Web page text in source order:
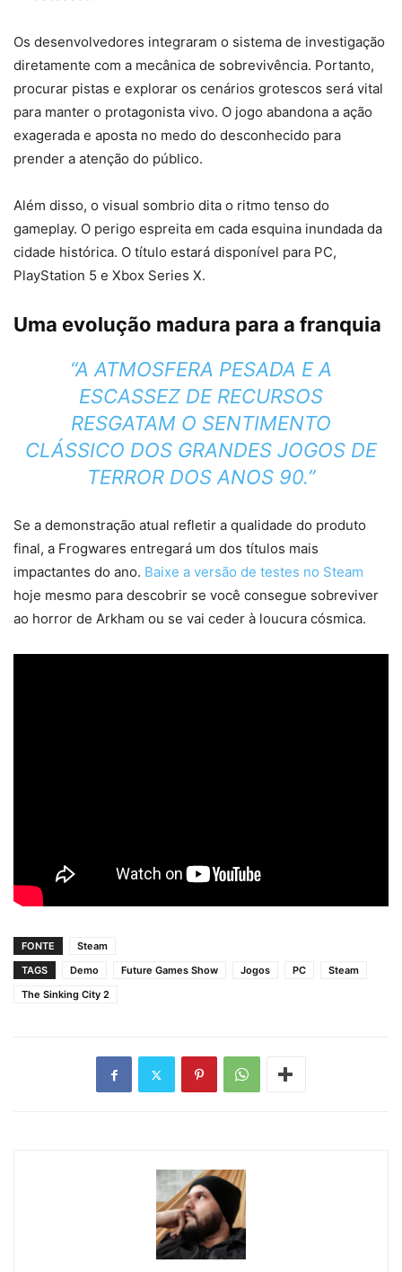
Os desenvolvedores integraram o sistema de investigação
diretamente com a mecânica de sobrevivência. Portanto,
procurar pistas e explorar os cenários grotescos será vital
para manter o protagonista vivo. O jogo abandona a ação
exagerada e aposta no medo do desconhecido para
prender a atenção do público.
Além disso, o visual sombrio dita o ritmo tenso do
gameplay. O perigo espreita em cada esquina inundada da
cidade histórica. O título estará disponível para PC,
PlayStation 5 e Xbox Series X.
Uma evolução madura para a franquia
“A ATMOSFERA PESADA E A
ESCASSEZ DE RECURSOS
RESGATAM O SENTIMENTO
CLÁSSICO DOS GRANDES JOGOS DE
TERROR DOS ANOS 90.”
Se a demonstração atual refletir a qualidade do produto
final, a Frogwares entregará um dos títulos mais
impactantes do ano. Baixe a versão de testes no Steam
hoje mesmo para descobrir se você consegue sobreviver
ao horror de Arkham ou se vai ceder à loucura cósmica.
FONTE
Steam
TAGS
Demo Future Games Show Jogos PC
Steam
The Sinking City 2